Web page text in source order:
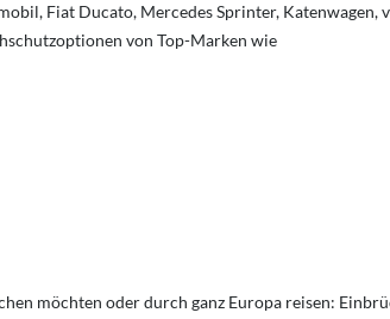
Fiat Ducato, Mercedes Sprinter,
von Top-Marken wie
möchten oder durch ganz Europa reisen: